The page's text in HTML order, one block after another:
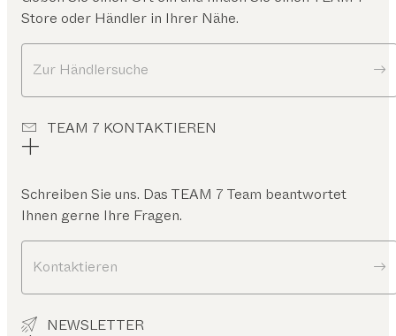
Store oder Händler in Ihrer Nähe.
Zur Händlersuche
TEAM 7 KONTAKTIEREN
Schreiben Sie uns. Das TEAM 7 Team beantwortet
Ihnen gerne Ihre Fragen.
Kontaktieren
NEWSLETTER